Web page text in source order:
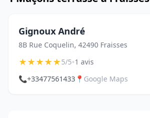
Gignoux André
8B Rue Coquelin, 42490 Fraisses
★★★★★5/5•1 avis
📞+33477561433 📍 Google Maps